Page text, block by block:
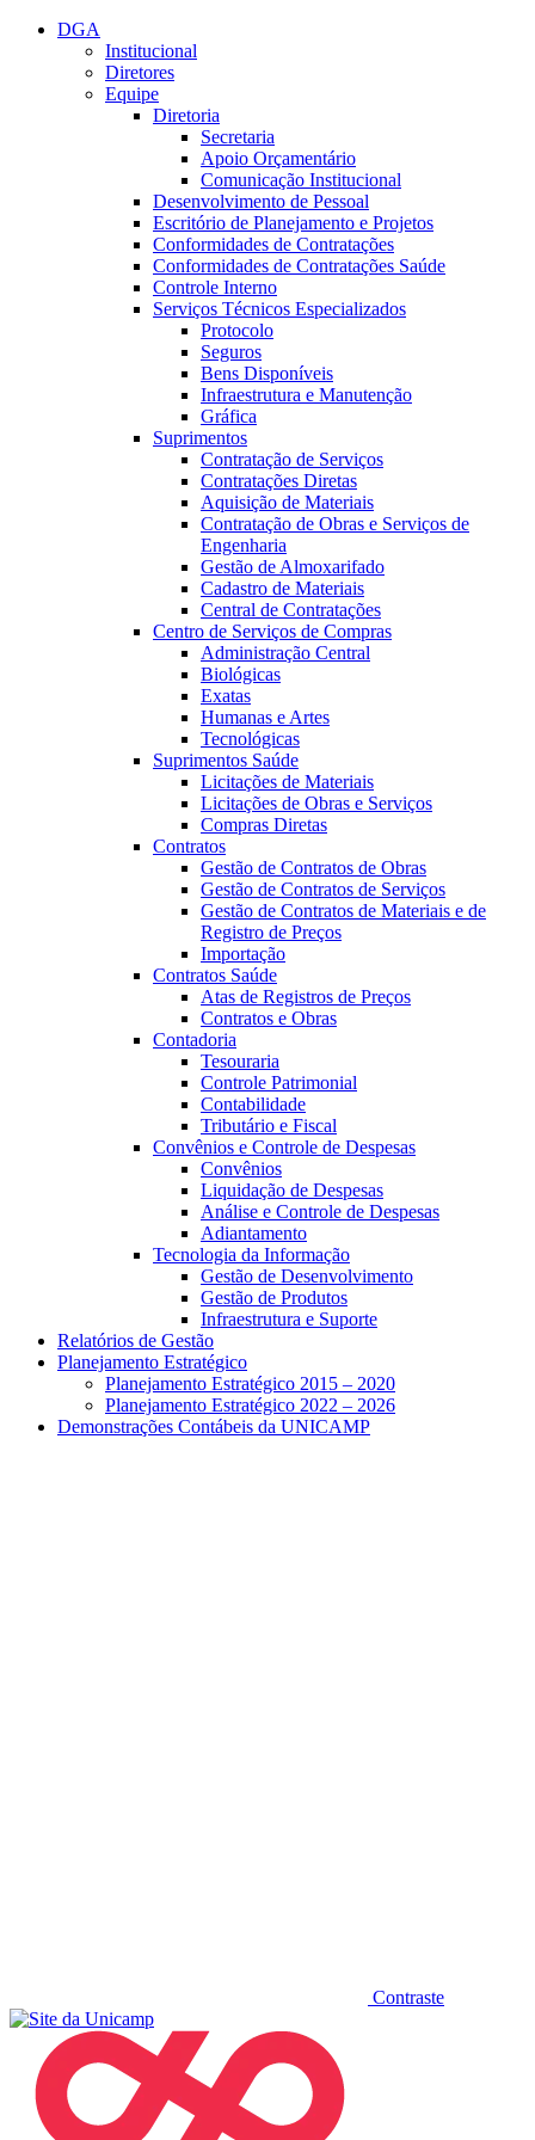
Conteúdo principal
DGA
Institucional
Diretores
Equipe
Diretoria
Secretaria
Apoio Orçamentário
Comunicação Institucional
Desenvolvimento de Pessoal
Escritório de Planejamento e Projetos
Conformidades de Contratações
Conformidades de Contratações Saúde
Controle Interno
Serviços Técnicos Especializados
Protocolo
Seguros
Bens Disponíveis
Infraestrutura e Manutenção
Gráfica
Suprimentos
Contratação de Serviços
Contratações Diretas
Aquisição de Materiais
Contratação de Obras e Serviços de
Engenharia
Gestão de Almoxarifado
Cadastro de Materiais
Central de Contratações
Centro de Serviços de Compras
Administração Central
Biológicas
Exatas
Humanas e Artes
Tecnológicas
Suprimentos Saúde
Licitações de Materiais
Licitações de Obras e Serviços
Compras Diretas
Contratos
Gestão de Contratos de Obras
Gestão de Contratos de Serviços
Gestão de Contratos de Materiais e de
Registro de Preços
Importação
Contratos Saúde
Atas de Registros de Preços
Contratos e Obras
Contadoria
Tesouraria
Controle Patrimonial
Contabilidade
Tributário e Fiscal
Convênios e Controle de Despesas
Convênios
Liquidação de Despesas
Análise e Controle de Despesas
Adiantamento
Tecnologia da Informação
Gestão de Desenvolvimento
Gestão de Produtos
Infraestrutura e Suporte
Relatórios de Gestão
Planejamento Estratégico
Planejamento Estratégico 2015 – 2020
Planejamento Estratégico 2022 – 2026
Demonstrações Contábeis da UNICAMP
Contraste